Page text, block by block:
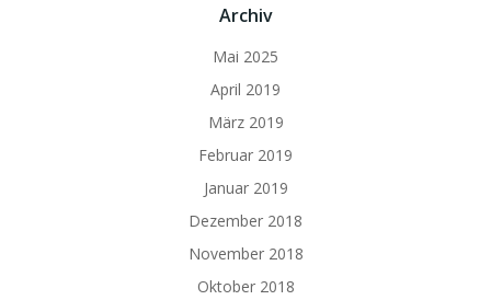
Archiv
Mai 2025
April 2019
März 2019
Februar 2019
Januar 2019
Dezember 2018
November 2018
Oktober 2018